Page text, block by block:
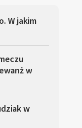
W jakim
w
w